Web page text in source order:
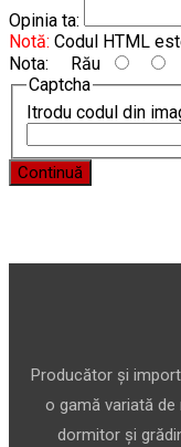
Opinia ta:
Notă: Codul HTML
Nota: Rău
Captcha
Itrodu codul din
Continuă
Producător și
o gamă variată de
dormitor și